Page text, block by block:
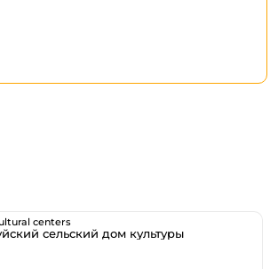
centers
сельский дом культуры